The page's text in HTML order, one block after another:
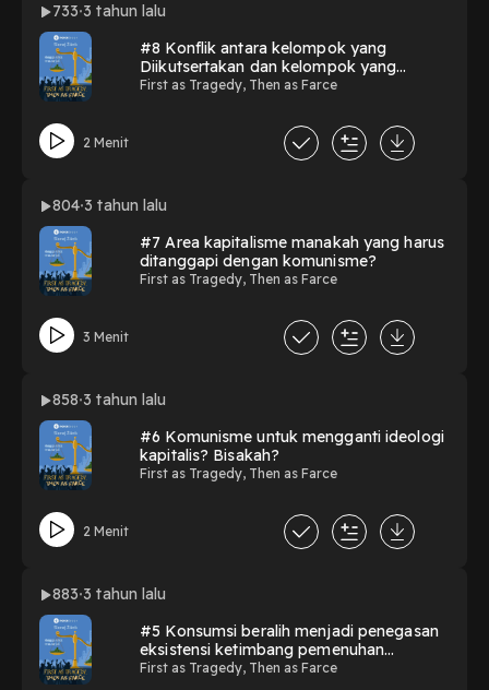
733 3 tahun lalu
#8 Konflik antara kelompok yang
Diikutsertakan dan kelompok yang
Dikecualikan.
First as Tragedy, Then as Farce
2 Menit
804 3 tahun lalu
#7 Area kapitalisme manakah yang harus
ditanggapi dengan komunisme?
First as Tragedy, Then as Farce
3 Menit
858 3 tahun lalu
#6 Komunisme untuk mengganti ideologi
kapitalis? Bisakah?
First as Tragedy, Then as Farce
2 Menit
883 3 tahun lalu
#5 Konsumsi beralih menjadi penegasan
eksistensi ketimbang pemenuhan
kebutuhan.
First as Tragedy, Then as Farce